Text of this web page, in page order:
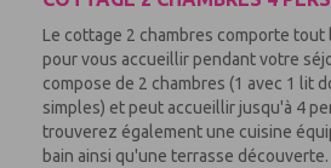
Le cottage 2 chambres comporte
pour vous accueillir pendant votre
compose de 2 chambres (1 avec 1 lit
simples) et peut accueillir jusqu'à 4
trouverez également une cuisine
bain ainsi qu'une terrasse découverte.